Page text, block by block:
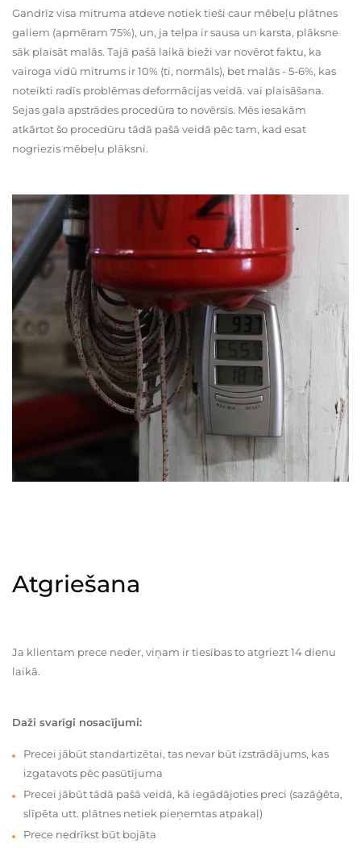
Gandrīz visa mitruma atdeve notiek tieši caur mēbeļu plātnes
galiem (apmēram 75%), un, ja telpa ir sausa un karsta, plāksne
sāk plaisāt malās. Tajā pašā laikā bieži var novērot faktu, ka
vairoga vidū mitrums ir 10% (ti, normāls), bet malās - 5-6%, kas
noteikti radīs problēmas deformācijas veidā. vai plaisāšana.
Sejas gala apstrādes procedūra to novērsīs. Mēs iesakām
atkārtot šo procedūru tādā pašā veidā pēc tam, kad esat
nogriezis mēbeļu plāksni.
Atgriešana
Ja klientam prece neder, viņam ir tiesības to atgriezt 14 dienu
laikā.
Daži svarīgi nosacījumi:
Precei jābūt standartizētai, tas nevar būt izstrādājums, kas
izgatavots pēc pasūtījuma
Precei jābūt tādā pašā veidā, kā iegādājoties preci (sazāģēta,
slīpēta utt. plātnes netiek pieņemtas atpakaļ)
Prece nedrīkst būt bojāta